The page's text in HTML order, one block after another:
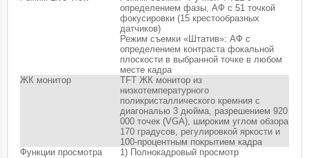
определением фазы, АФ с 51 точкой
фокусировки (15 крестообразных
датчиков)
Режим съемки «Штатив»: АФ с
определением контраста фокальной
плоскости в выбранной точке в любом
месте кадра
ЖК монитор
TFT ЖК монитор из
низкотемпературного
поликристаллического кремния с
диагональю 3 дюйма, разрешением 920
000 точек (VGA), широким углом обзора
170 градусов, регулировкой яркости и
100-процентным покрытием кадра
Функции просмотра
1) Полнокадровый просмотр